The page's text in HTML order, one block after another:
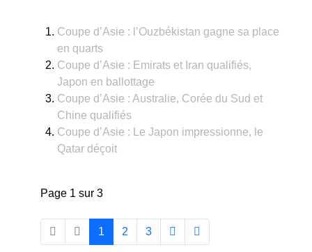
Coupe d’Asie : l’Ouzbékistan gagne sa place
en quarts
Coupe d’Asie : Emirats et Iran qualifiés,
Japon en ballottage
Coupe d’Asie : Australie, Corée du Sud et
Chine qualifiés
Coupe d’Asie : Le Japon impressionne, le
Qatar déçoit
Page 1 sur 3
1 2 3